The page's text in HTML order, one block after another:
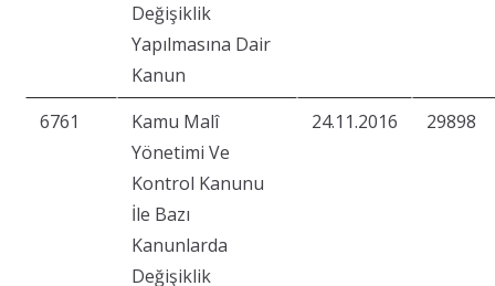
Değişiklik
Yapılmasına Dair
Kanun
6761
Kamu Malî
Yönetimi Ve
Kontrol Kanunu
İle Bazı
Kanunlarda
Değişiklik
24.11.2016 29898